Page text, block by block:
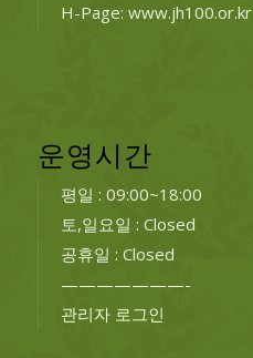
H-Page: www.jh100.or.kr
운영시간
평일 : 09:00~18:00
토,일요일 : Closed
공휴일 : Closed
———————-
관리자 로그인